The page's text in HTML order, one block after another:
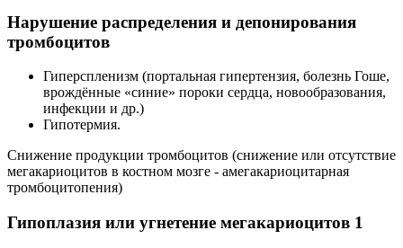
Нарушение распределения и депонирования
тромбоцитов
Гиперспленизм (портальная гипертензия, болезнь Гоше,
врождённые «синие» пороки сердца, новообразования,
инфекции и др.)
Гипотермия.
Снижение продукции тромбоцитов (снижение или отсутствие
мегакариоцитов в костном мозге - амегакариоцитарная
тромбоцитопения)
Гипоплазия или угнетение мегакариоцитов 1